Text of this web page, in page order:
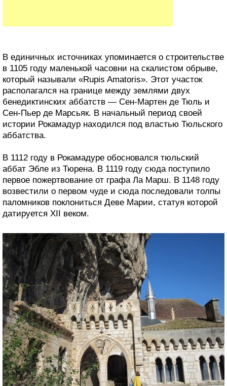
В единичных источниках упоминается о строительстве
в 1105 году маленькой часовни на скалистом обрыве,
который называли «Rupis Amatoris». Этот участок
располагался на границе между землями двух
бенедиктинских аббатств — Сен-Мартен де Тюль и
Сен-Пьер де Марсьяк. В начальный период своей
истории Рокамадур находился под властью Тюльского
аббатства.
В 1112 году в Рокамадуре обосновался тюльский
аббат Эбле из Тюрена. В 1119 году сюда поступило
первое пожертвование от графа Ла Марш. В 1148 году
возвестили о первом чуде и сюда последовали толпы
паломников поклониться Деве Марии, статуя которой
датируется XII веком.